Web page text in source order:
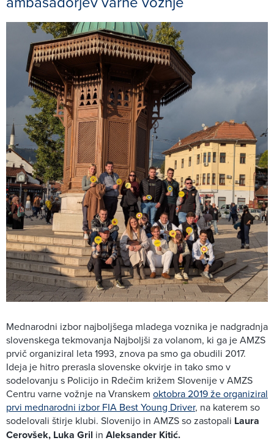
Mednarodni izbor najboljšega mladega voznika je nadgradnja
slovenskega tekmovanja Najboljši za volanom, ki ga je AMZS
prvič organiziral leta 1993, znova pa smo ga obudili 2017.
Ideja je hitro prerasla slovenske okvirje in tako smo v
sodelovanju s Policijo in Rdečim križem Slovenije v AMZS
Centru varne vožnje na Vranskem oktobra 2019 že organiziral
prvi mednarodni izbor FIA Best Young Driver, na katerem so
sodelovali štirje klubi. Slovenijo in AMZS so zastopali Laura
Cerovšek, Luka Gril in Aleksander Kitić.